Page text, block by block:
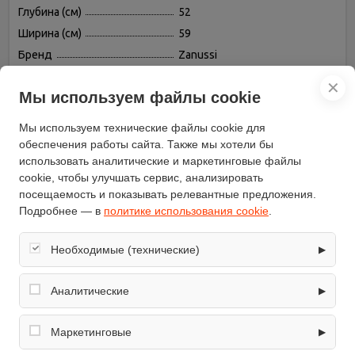
Глубина (см)
52
Ширина (см)
59
Бренд
Zanussi
Номинальная мощность
6.6
Индукционных конфорок
4
Защитное отключение
Переключатели
сенсорные
Всего конфорок
4
Индикатор остаточного
тепла
Расположение панели
спереди
Материал рабочей
поверхности
Цвет панели
черный
Глубина встраивания (см)
Конфорок двухконтурных
1
✕
Мы используем файлы cookie
Мы используем технические файлы cookie для
обеспечения работы сайта. Также мы хотели бы
использовать аналитические и маркетинговые файлы
cookie, чтобы улучшать сервис, анализировать
посещаемость и показывать релевантные предложения.
Подробнее — в политике использования cookie
Необходимые (технические) ▶
Обеспечивают корректную работу сайта: оформление
заказа, корзина, вход в личный кабинет. Без них основные
Аналитические ▶
Собирают обезличенную информацию о посещениях и
использовании сайта (например, счётчики аналитики),
Маркетинговые ▶